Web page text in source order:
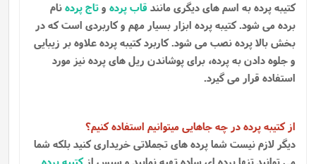
کتیبه پرده به اسم های دیگری مانندقاب پرده وتاج پردهنام
برده می شود. کتیبه پرده ابزار بسیار مهم و کاربردی است که در
بخش بالا پرده نصب می شود. کاربرد کتیبه پرده علاوه بر زیبایی
و جلوه دادن به پرده، برای پوشاندن ریل های پرده نیز مورد
استفاده قرار می گیرد.
از کتیبه پرده در چه جاهایی میتوانیم استفاده کنیم؟
دیگر لازم نیست شما پرده های تجملاتی خریداری کنید بلکه شما